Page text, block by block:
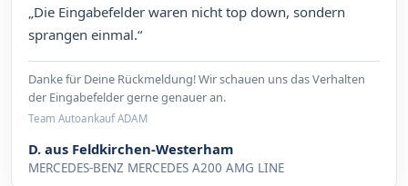
„Die Eingabefelder waren nicht top down, sondern
sprangen einmal.“
Danke für Deine Rückmeldung! Wir schauen uns das Verhalten
der Eingabefelder gerne genauer an.
Team Autoankauf ADAM
D. aus Feldkirchen-Westerham
MERCEDES-BENZ MERCEDES A200 AMG LINE